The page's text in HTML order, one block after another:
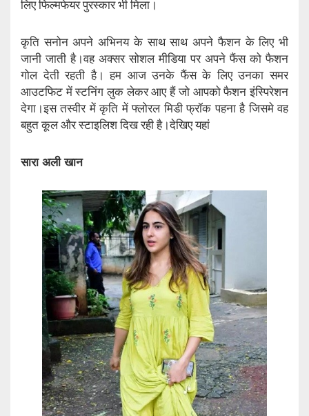
लिए फिल्मफेयर पुरस्कार भी मिला।
कृति सनोन अपने अभिनय के साथ साथ अपने फैशन के लिए भी
जानी जाती है।वह अक्सर सोशल मीडिया पर अपने फैंस को फैशन
गोल देती रहती है। हम आज उनके फैंस के लिए उनका समर
आउटफिट में स्टनिंग लुक लेकर आए हैं जो आपको फैशन इंस्पिरेशन
देगा।इस तस्वीर में कृति में फ्लोरल मिडी फ्रॉक पहना है जिसमे वह
बहुत कूल और स्टाइलिश दिख रही है।देखिए यहां
सारा अली खान